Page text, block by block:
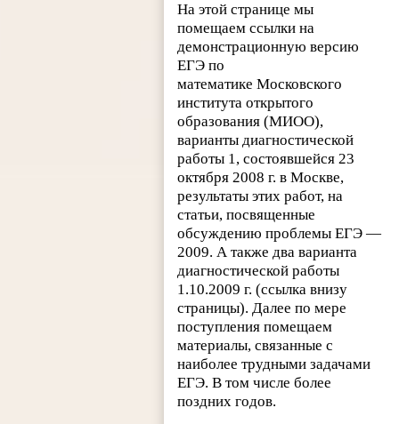
На этой странице мы
помещаем ссылки на
демонстрационную версию
ЕГЭ по
математике Московского
института открытого
образования (МИОО),
варианты диагностической
работы 1, состоявшейся 23
октября 2008 г. в Москве,
результаты этих работ, на
статьи, посвященные
обсуждению проблемы ЕГЭ —
2009. А также два варианта
диагностической работы
1.10.2009 г. (ссылка внизу
страницы). Далее по мере
поступления помещаем
материалы, связанные с
наиболее трудными задачами
ЕГЭ. В том числе более
поздних годов.